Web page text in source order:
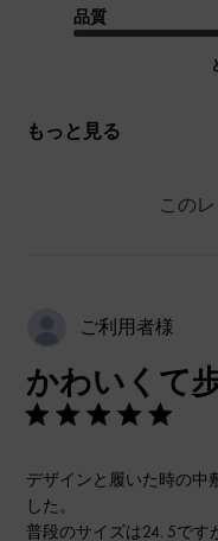
品質
もっと見る
この
ご利用者様
かわいくて
デザインと履いた時の中
した。
普段のサイズは24. 5です